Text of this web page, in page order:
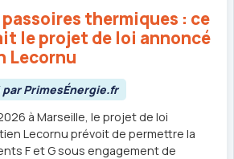
thermiques : ce
le projet de loi annoncé
Lecornu
PrimesÉnergie.fr
à Marseille, le projet de loi
Lecornu prévoit de permettre la
F et G sous engagement de